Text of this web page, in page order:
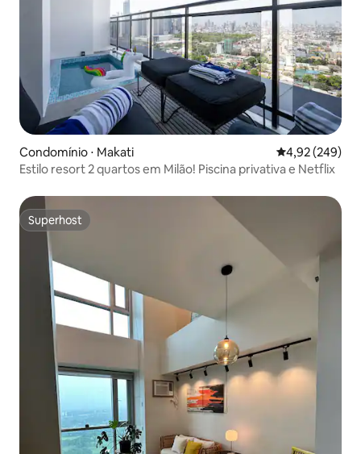
Condomínio ⋅ Makati 4,92 de uma
4,92 (249)
Estilo resort 2 quartos em Milão! Piscina privativa e Netflix
Superhost
Superhost